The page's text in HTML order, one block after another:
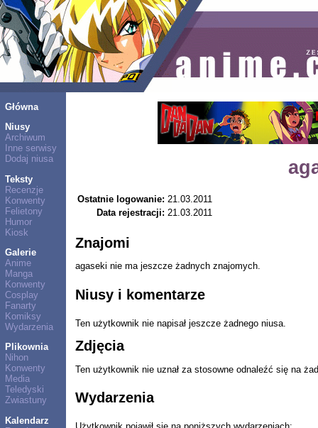
Główna
Niusy
Archiwum
Inne serwisy
Dodaj niusa
Teksty
Recenzje
Konwenty
Felietony
Humor
Kiosk
Galerie
Anime
Manga
Konwenty
Cosplay
Fanarty
Komiksy
Wydarzenia
Plikownia
Nihon
Konwenty
Media
Teledyski
Zwiastuny
Kalendarz
Ostatnie logowanie: 21.03.2011
Data rejestracji: 21.03.2011
Znajomi
agaseki nie ma jeszcze żadnych znajomych.
Niusy i komentarze
Ten użytkownik nie napisał jeszcze żadnego niusa.
Zdjęcia
Ten użytkownik nie uznał za stosowne odnaleźć się na
Wydarzenia